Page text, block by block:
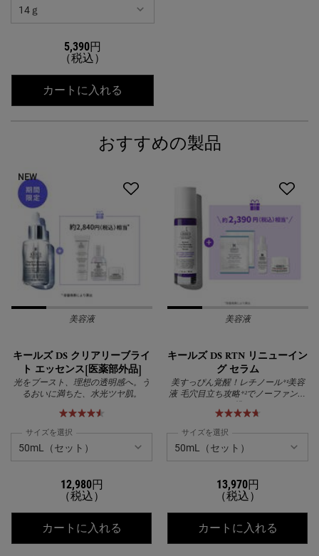
5,390円
（税込）
カートに入れる
おすすめの製品
NEW
美容液
キールズ DS クリアリーブライ
ト エッセンス[医薬部外品]
光をブースト、理想の透明感へ。う
るおいに満ちた、水光ツヤ肌。
サイズを選択
12,980円
（税込）
カートに入れる キールズ DS クリアリーブライト エ
美容液
キールズ DS RTN リニューイン
グ セラム
美すっぴん覚醒！レチノール*¹美容
液 毛穴目立ち攻略*²でノーファンデ
に挑む
サイズを選択
13,970円
（税込）
カートに入れる